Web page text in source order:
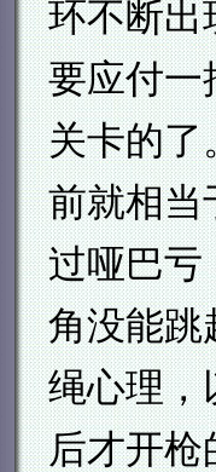
环不断出
要应付一
关卡的了
前就相当
过哑巴亏
角没能跳
绳心理，
后才开枪